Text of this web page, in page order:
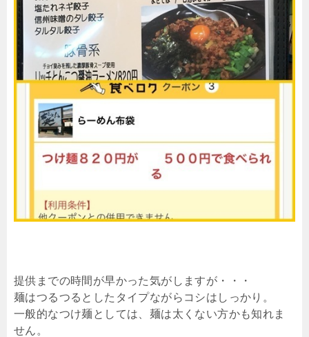
提供までの時間が早かった気がしますが・・・
麺はつるつるとしたタイプながらコシはしっかり。
一般的なつけ麺としては、麺は太くない方かも知れま
せん。